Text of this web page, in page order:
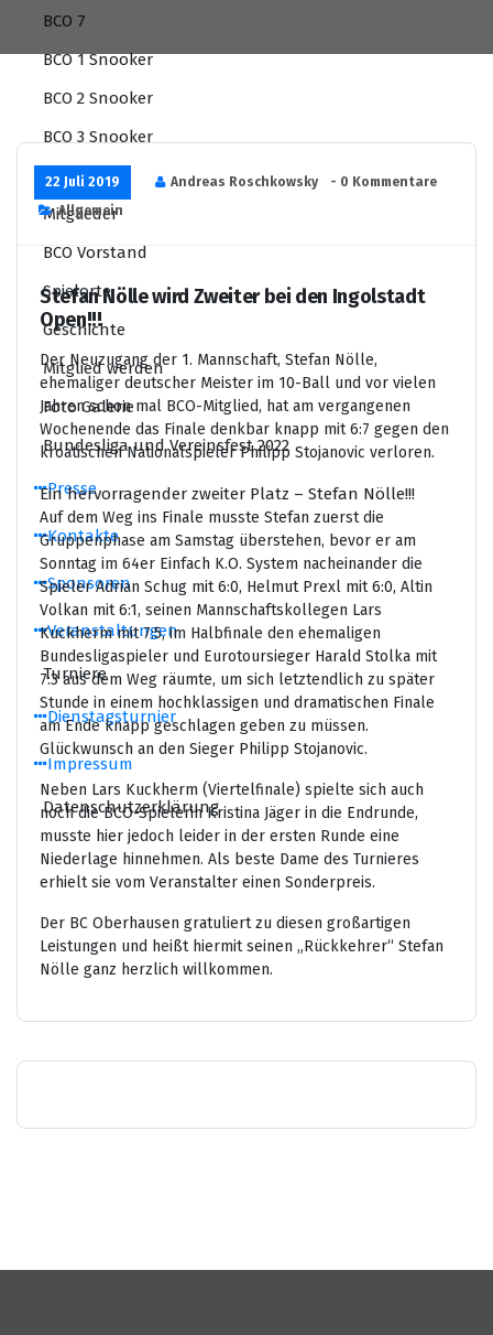
BCO 7
BCO 1 Snooker
BCO 2 Snooker
BCO 3 Snooker
Livescoring
Mitglieder
BCO Vorstand
Spielorte
Geschichte
Mitglied werden
Foto Galerie
Bundesliga und Vereinsfest 2022
Presse
Kontakte
Sponsoren
Veranstaltungen
Turniere
Dienstagsturnier
Impressum
Datenschutzerklärung
22 Juli 2019 Andreas Roschkowsky
- 0 Kommentare
Allgemein
Stefan Nölle wird Zweiter bei den Ingolstadt
Open!!!
Der Neuzugang der 1. Mannschaft, Stefan Nölle,
ehemaliger deutscher Meister im 10-Ball und vor vielen
Jahren schon mal BCO-Mitglied, hat am vergangenen
Wochenende das Finale denkbar knapp mit 6:7 gegen den
kroatischen Nationalspieler Philipp Stojanovic verloren.
Ein hervorragender zweiter Platz – Stefan Nölle!!!
Auf dem Weg ins Finale musste Stefan zuerst die
Gruppenphase am Samstag überstehen, bevor er am
Sonntag im 64er Einfach K.O. System nacheinander die
Spieler Adrian Schug mit 6:0, Helmut Prexl mit 6:0, Altin
Volkan mit 6:1, seinen Mannschaftskollegen Lars
Kuckherm mit 7:5, im Halbfinale den ehemaligen
Bundesligaspieler und Eurotoursieger Harald Stolka mit
7:3 aus dem Weg räumte, um sich letztendlich zu später
Stunde in einem hochklassigen und dramatischen Finale
am Ende knapp geschlagen geben zu müssen.
Glückwunsch an den Sieger Philipp Stojanovic.
Neben Lars Kuckherm (Viertelfinale) spielte sich auch
noch die BCO-Spielerin Kristina Jäger in die Endrunde,
musste hier jedoch leider in der ersten Runde eine
Niederlage hinnehmen. Als beste Dame des Turnieres
erhielt sie vom Veranstalter einen Sonderpreis.
Der BC Oberhausen gratuliert zu diesen großartigen
Leistungen und heißt hiermit seinen „Rückkehrer“ Stefan
Nölle ganz herzlich willkommen.